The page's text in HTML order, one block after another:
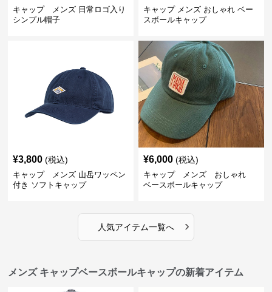
キャップ メンズ 日常ロゴ入り
シンプル帽子
キャップ メンズ おしゃれ ベー
スボールキャップ
¥3,800 (税込)
キャップ メンズ 山岳ワッペン
付き ソフトキャップ
¥6,000 (税込)
キャップ メンズ おしゃれ
ベースボールキャップ
人気アイテム一覧へ ›
メンズ キャップベースボールキャップの新着アイテム